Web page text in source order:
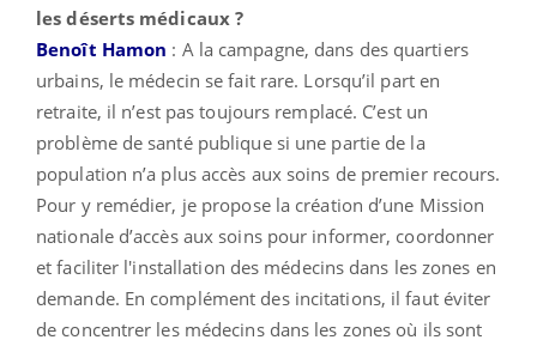
les déserts médicaux ?
Benoît Hamon : A la campagne, dans des quartiers
urbains, le médecin se fait rare. Lorsqu’il part en
retraite, il n’est pas toujours remplacé. C’est un
problème de santé publique si une partie de la
population n’a plus accès aux soins de premier recours.
Pour y remédier, je propose la création d’une Mission
nationale d’accès aux soins pour informer, coordonner
et faciliter l'installation des médecins dans les zones en
demande. En complément des incitations, il faut éviter
de concentrer les médecins dans les zones où ils sont